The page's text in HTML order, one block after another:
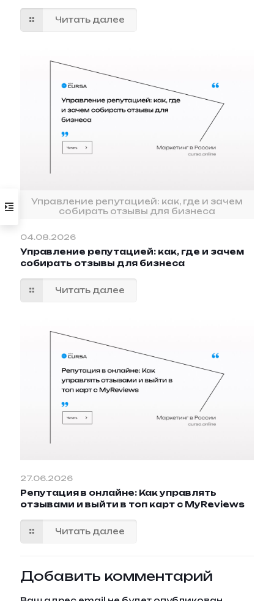
Читать далее
Управление репутацией: как, где и зачем
собирать отзывы для бизнеса
04.08.2026
Управление репутацией: как, где и зачем
собирать отзывы для бизнеса
Читать далее
27.06.2026
Репутация в онлайне: Как управлять
отзывами и выйти в топ карт с MyReviews
Читать далее
Добавить комментарий